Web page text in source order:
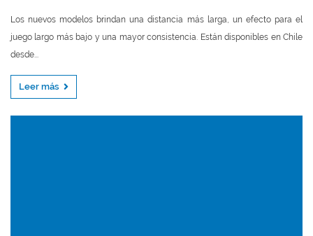
Los nuevos modelos brindan una distancia más larga, un efecto para el
juego largo más bajo y una mayor consistencia. Están disponibles en Chile
desde...
Leer más